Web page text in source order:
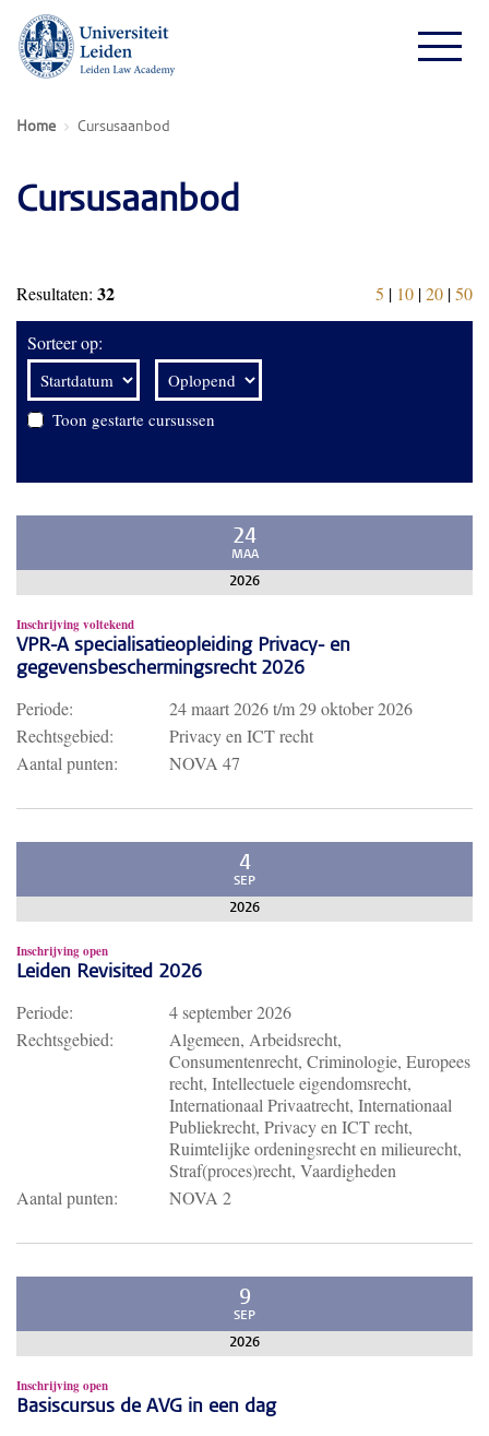
Home Cursusaanbod
Cursusaanbod
Resultaten: 32 5 | 10 |20 |50
Sorteer op:
Toon gestarte cursussen
24
MAA
2026
Inschrijving voltekend
VPR-A specialisatieopleiding Privacy- en
gegevensbeschermingsrecht 2026
Periode: 24 maart 2026t/m29 oktober 2026
Rechtsgebied:
Privacy en ICT recht
Aantal punten:
NOVA 47
4
SEP
2026
Inschrijving open
Leiden Revisited 2026
Periode:
4 september 2026
Rechtsgebied:
Algemeen, Arbeidsrecht,
Consumentenrecht, Criminologie, Europees
recht, Intellectuele eigendomsrecht,
Internationaal Privaatrecht, Internationaal
Publiekrecht, Privacy en ICT recht,
Ruimtelijke ordeningsrecht en milieurecht,
Straf(proces)recht, Vaardigheden
Aantal punten:
NOVA 2
9
SEP
2026
Inschrijving open
Basiscursus de AVG in een dag